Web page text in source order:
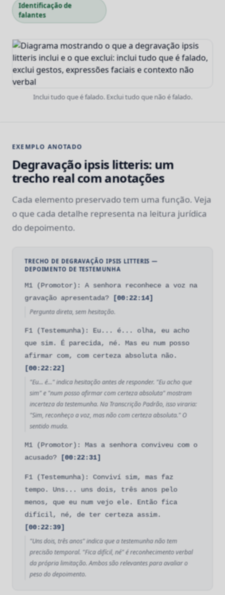
Identificação de
falantes
Inclui tudo que é falado. Exclui tudo que não é falado.
EXEMPLO ANOTADO
Degravação ipsis litteris: um
trecho real com anotações
Cada elemento preservado tem uma função. Veja
o que cada detalhe representa na leitura jurídica
do depoimento.
TRECHO DE DEGRAVAÇÃO IPSIS LITTERIS —
DEPOIMENTO DE TESTEMUNHA
M1 (Promotor): A senhora reconhece a voz na
gravação apresentada?
[00:22:14]
Pergunta direta, sem hesitação.
F1 (Testemunha): Eu... é... olha, eu acho
que sim. É parecida, né. Mas eu num posso
afirmar com, com certeza absoluta não.
[00:22:22]
"Eu... é..." indica hesitação antes de responder. "Eu acho que
sim" e "num posso afirmar com certeza absoluta" mostram
incerteza da testemunha. Na Transcrição Padrão, isso viraria:
"Sim, reconheço a voz, mas não com certeza absoluta." O
sentido muda.
M1 (Promotor): Mas a senhora conviveu com o
acusado?
[00:22:31]
F1 (Testemunha): Conviví sim, mas faz
tempo. Uns... uns dois, três anos pelo
menos, que eu num vejo ele. Então fica
difícil, né, de ter certeza assim.
[00:22:39]
"Uns dois, três anos" indica que a testemunha não tem
precisão temporal. "Fica difícil, né" é reconhecimento verbal
da própria limitação. Ambos são relevantes para avaliar o
peso do depoimento.